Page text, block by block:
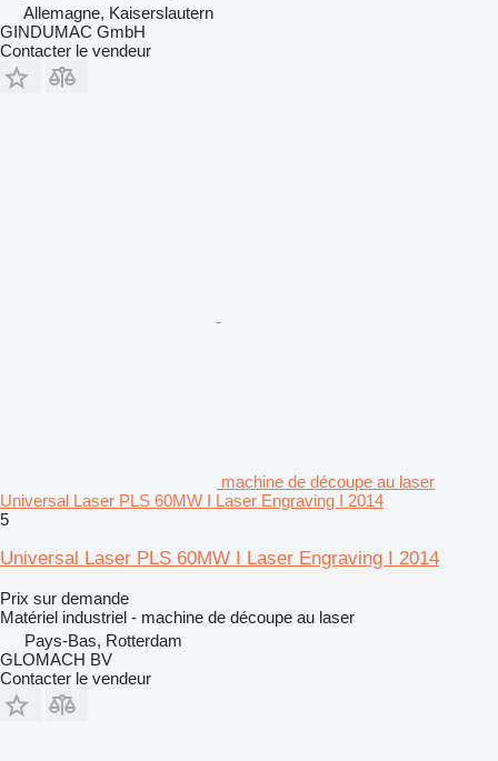
Allemagne, Kaiserslautern
GINDUMAC GmbH
Contacter le vendeur
machine de découpe au laser
Universal Laser PLS 60MW I Laser Engraving I 2014
5
Universal Laser PLS 60MW I Laser Engraving I 2014
Prix sur demande
Matériel industriel - machine de découpe au laser
Pays-Bas, Rotterdam
GLOMACH BV
Contacter le vendeur